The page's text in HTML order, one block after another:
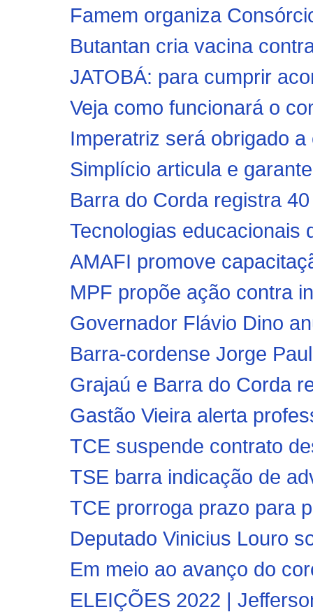
Famem organiza
Butantan cria vacina
JATOBÁ: para cumprir
Veja como funcionará o
Imperatriz será obrigado
Simplício articula e
Barra do Corda registra
Tecnologias educacionais
AMAFI promove
MPF propõe ação contra
Governador Flávio Dino
Barra-cordense Jorge
Grajaú e Barra do Corda
Gastão Vieira alerta
TCE suspende contrato
TSE barra indicação de
TCE prorroga prazo para
Deputado Vinicius Louro
Em meio ao avanço do
ELEIÇÕES 2022 |